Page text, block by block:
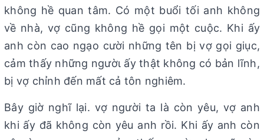
không hề quan tâm. Có một buổi tối anh không
về nhà, vợ cũng không hề gọi một cuộc. Khi ấy
anh còn cao ngạo cười những tên bị vợ gọi giục,
cảm thấy những ngườι ấy thật không có bản lĩnh,
bị vợ chỉnh đến mất cả tôn nghiêm.
Bây giờ nghĩ lại. vợ người ta là còn yêu, vợ anh
khi ấy đã không còn yêu anh rồi. Khi ấy anh còn